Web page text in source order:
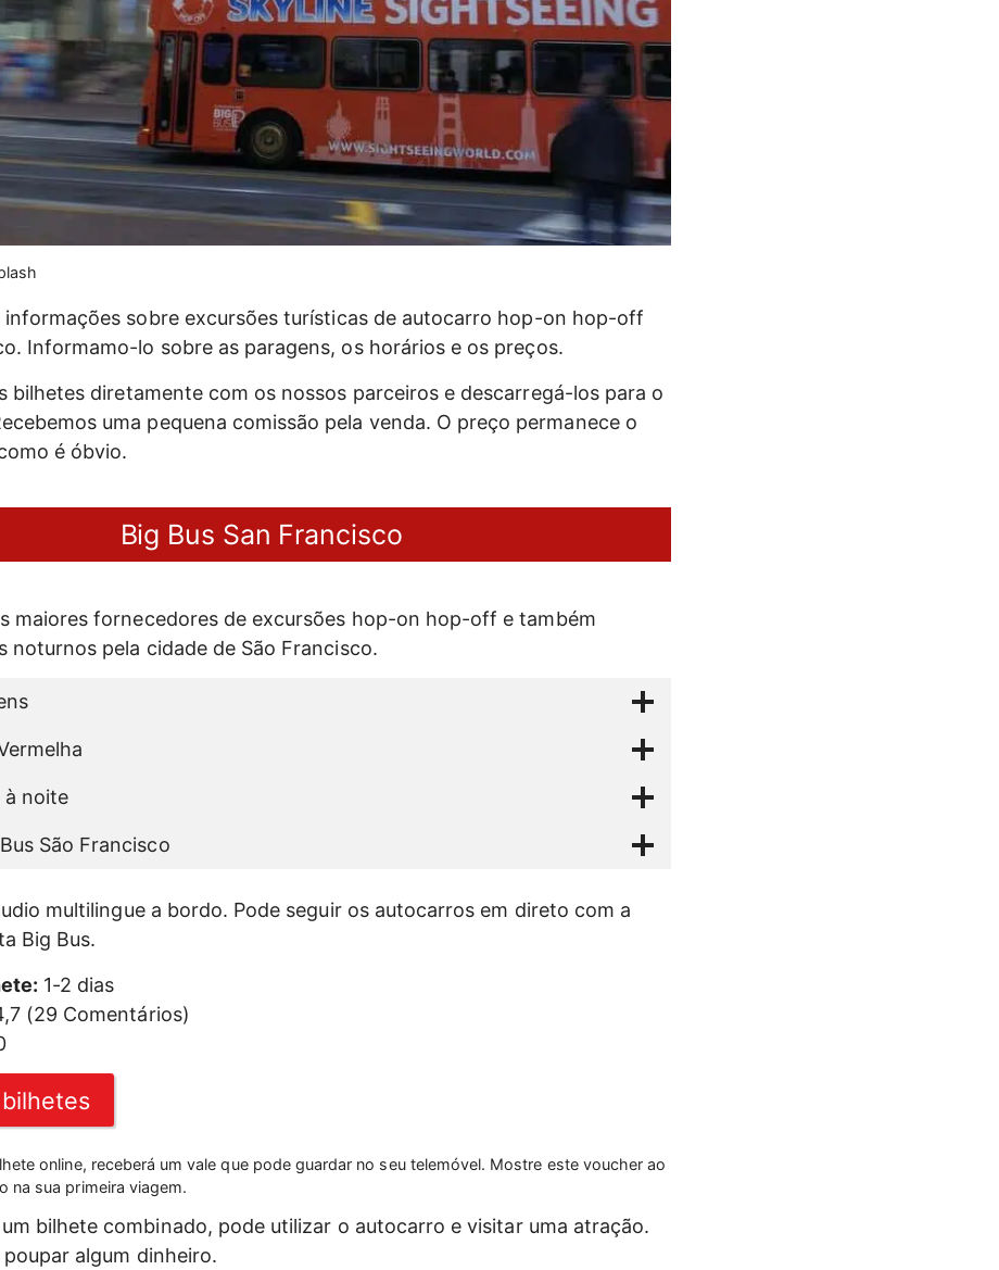
informações sobre excursões turísticas de autocarro hop-on hop-off
Informamo-lo sobre as paragens, os horários e os preços.
bilhetes diretamente com os nossos parceiros e descarregá-los para o
uma pequena comissão pela venda. O preço permanece o
é óbvio.
Big Bus San Francisco
maiores fornecedores de excursões hop-on hop-off e também
noturnos pela cidade de São Francisco.
à noite
São Francisco
multilingue a bordo. Pode seguir os autocarros em direto com a
Big Bus.
1-2 dias
(29 Comentários)
online, receberá um vale que pode guardar no seu telemóvel. Mostre este voucher ao
na sua primeira viagem.
bilhete combinado, pode utilizar o autocarro e visitar uma atração.
algum dinheiro.